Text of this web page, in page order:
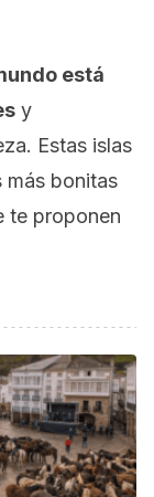
está
y
Estas islas
más bonitas
te proponen